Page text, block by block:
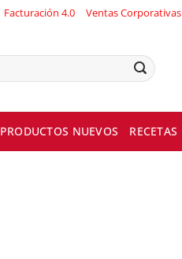
Facturación 4.0 Ventas Corporativas
PRODUCTOS NUEVOS RECETAS